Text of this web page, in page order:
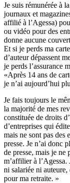
Je suis rémunérée à
journaux et
affilié à l’Agessa)
ou vidéo pour des
donne aucune
Et si je perds ma
d’auteur dépassent
je perds l’assurance
«Après 14 ans de
je n’ai aujourd’hui
Je fais toujours le
la majorité de mes
constituée de droits
d’entreprises qui
mais ne sont pas des
presse. Je n’ai donc
de presse, mais je ne
m’affilier à l’Agessa.
ni salariée ni auteure,
pour ma retraite. »